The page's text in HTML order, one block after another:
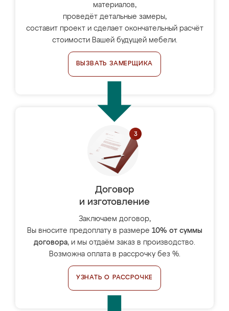
материалов,
проведёт детальные замеры,
составит проект и сделает окончательный расчёт
стоимости Вашей будущей мебели.
ВЫЗВАТЬ ЗАМЕРЩИКА
Договор
и изготовление
Заключаем договор,
Вы вносите предоплату в размере 10% от суммы
договора, и мы отдаём заказ в производство.
Возможна оплата в рассрочку без %.
УЗНАТЬ О РАССРОЧКЕ